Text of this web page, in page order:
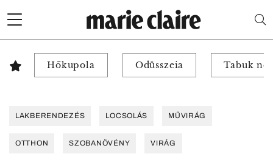
Hőkupola Odüsszeia Tabuk
LAKBERENDEZÉS LOCSOLÁS MŰVIRÁG
OTTHON SZOBANÖVÉNY VIRÁG